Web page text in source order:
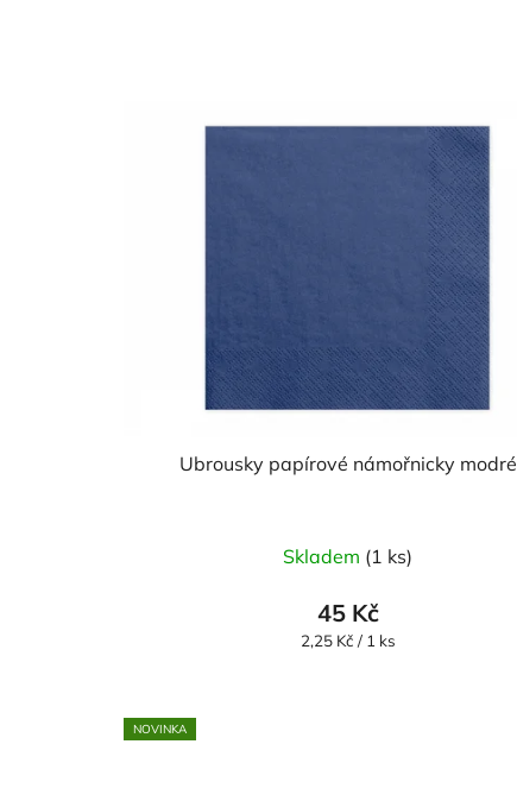
Ubrousky papírové námořnicky modré
Skladem (1 ks)
45 Kč
Měrná
2,25 Kč / 1 ks
NOVINKA